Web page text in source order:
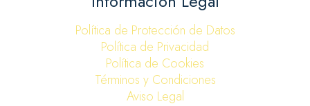
Política de Protección de Datos
Política de Privacidad
Política de Cookies
Términos y Condiciones
Aviso Legal